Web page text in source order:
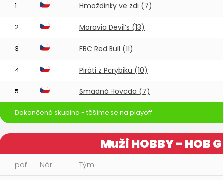
1 Hmoždinky ve zdi (7)
2 Moravia Devil’s (13)
3 FBC Red Bull (11)
4 Piráti z Parybiku (10)
5 Smädná Hoväda (7)
Dokončená skupina - těšíme se na playoff
Muži HOBBY - HOB G
poř. Nár. Tým